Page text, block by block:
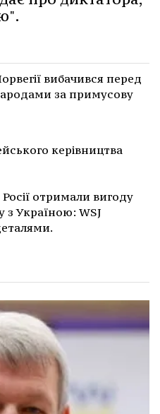
вибачився перед
за примусову
керівництва
отримали вигоду
з Україною: WSJ